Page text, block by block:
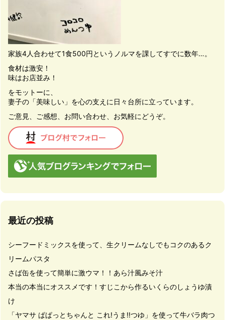
家族4人合わせて1食500円というノルマを課してすでに数年…。
食材は激安！
味はお店並み！
をモットーに、
妻子の「美味しい」を心の支えに日々台所に立っています。
ご意見、ご感想、お問い合わせ、お気軽にどうぞ。
最近の投稿
シーフードミックスを使って、生クリームなしでもコクのあるク
リームパスタ
さば缶を使って簡単に激ウマ！！あら汁風みそ汁
本当の本当にオススメです！すじこから作るいくらのしょうゆ漬
け
「ヤマサ ぱぱっとちゃんと これ!うま!!つゆ」を使って牛バラ肉つ